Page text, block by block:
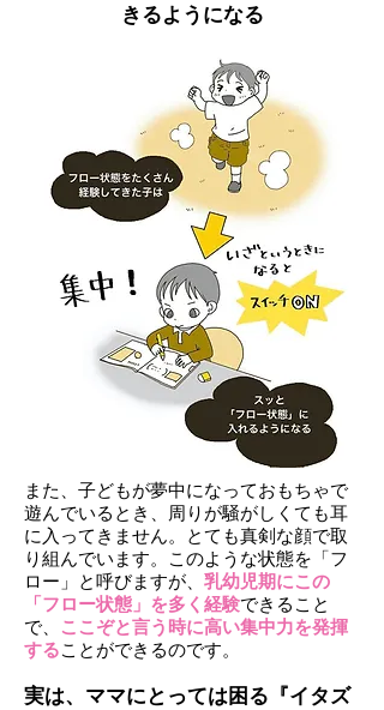
きるようになる
また、子どもが夢中になっておもちゃで
遊んでいるとき、周りが騒がしくても耳
に入ってきません。とても真剣な顔で取
り組んでいます。このような状態を「フ
ロー」と呼びますが、 乳幼児期にこの
「フロー状態」を多く経験できること
で、
ここぞと言う時に高い集中力を発揮
することができるのです。
実は、ママにとっては困る『イタズ